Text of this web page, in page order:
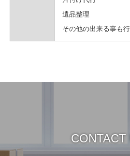
遺品整理
その他の出来る事も
CONTACT